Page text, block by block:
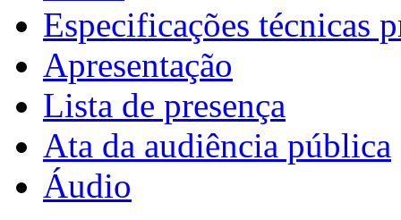
Especificações técnicas
Apresentação
Lista de presença
Ata da audiência pública
Áudio